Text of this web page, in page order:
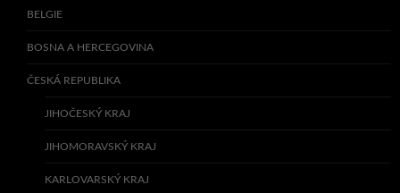
BELGIE
BOSNA A HERCEGOVINA
ČESKÁ REPUBLIKA
JIHOČESKÝ KRAJ
JIHOMORAVSKÝ KRAJ
KARLOVARSKÝ KRAJ